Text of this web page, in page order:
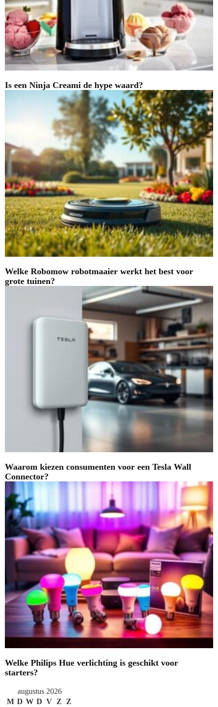
Is een Ninja Creami de hype waard?
Welke Robomow robotmaaier werkt het best voor
grote tuinen?
Waarom kiezen consumenten voor een Tesla Wall
Connector?
Welke Philips Hue verlichting is geschikt voor
starters?
augustus 2026
M D W D V Z
Z